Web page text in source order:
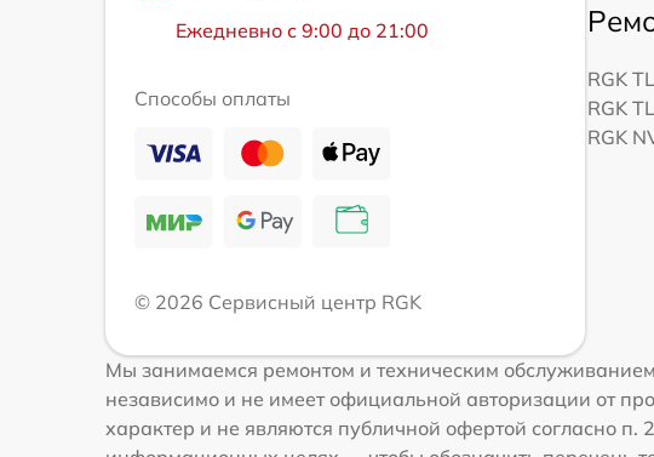
Ежедневно с 9:00 до 21:00
Способы оплаты
© 2026 Сервисный центр RGK
RGK
RGK
RGK
Мы занимаемся ремонтом и техническим
независимо и не имеет официальной авторизации от
характер и не являются публичной офертой согласно